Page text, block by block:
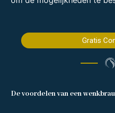
Gratis
De voordelen van een